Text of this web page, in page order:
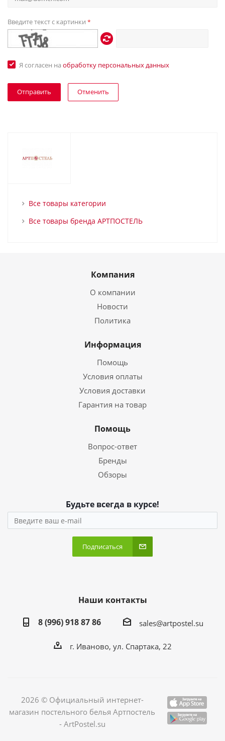
Введите текст с картинки *
Я согласен на обработку персональных данных
Отменить
Все товары категории
Все товары бренда АРТПОСТЕЛЬ
Компания
О компании
Новости
Политика
Информация
Помощь
Условия оплаты
Условия доставки
Гарантия на товар
Помощь
Вопрос-ответ
Бренды
Обзоры
Будьте всегда в курсе!
Подписаться
Наши контакты
8 (996) 918 87 86
sales@artpostel.su
г. Иваново, ул. Спартака, 22
2026 © Официальный интернет-
магазин постельного белья Артпостель
- ArtPostel.su